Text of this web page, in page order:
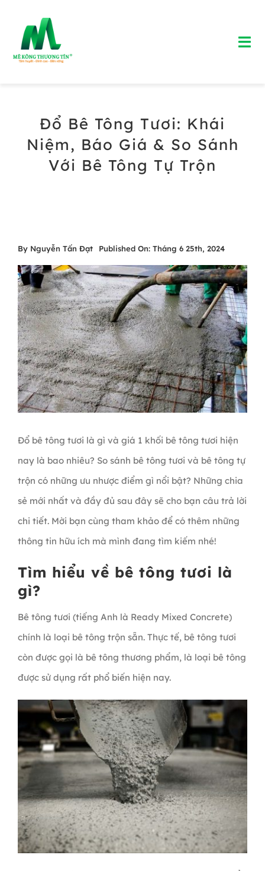
content
Giới Thiệu
Bảng Giá Bê Tông Tươi
Đổ Bê Tông Tươi: Khái
Niệm, Báo Giá & So Sánh
Với Bê Tông Tự Trộn
By Nguyễn Tấn Đạt Published On: Tháng 6 25th, 2024
Đổ bê tông tươi là gì và giá 1 khối bê tông tươi hiện
nay là bao nhiêu? So sánh bê tông tươi và bê tông tự
trộn có những ưu nhược điểm gì nổi bật? Những chia
sẻ mới nhất và đầy đủ sau đây sẽ cho bạn câu trả lời
chi tiết. Mời bạn cùng tham khảo để có thêm những
thông tin hữu ích mà mình đang tìm kiếm nhé!
Tìm hiểu về bê tông tươi là
gì?
Bê tông tươi (tiếng Anh là Ready Mixed Concrete)
chính là loại bê tông trộn sẵn. Thực tế, bê tông tươi
còn được gọi là bê tông thương phẩm, là loại bê tông
được sử dụng rất phổ biến hiện nay.